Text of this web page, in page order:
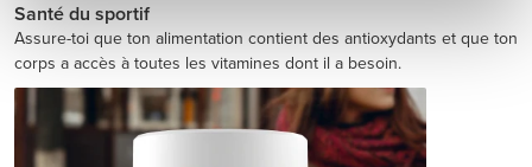
Santé du sportif
Assure-toi que ton alimentation contient des antioxydants et que ton
corps a accès à toutes les vitamines dont il a besoin.